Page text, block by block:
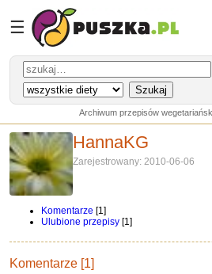
☰
Archiwum przepisów
HannaKG
Zarejestrowany: 2010-06-06
Komentarze [1]
Ulubione przepisy [1]
Komentarze [1]